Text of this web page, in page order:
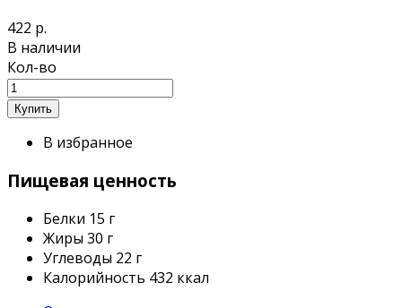
422 р.
В наличии
Кол-во
В избранное
Пищевая ценность
Белки 15 г
Жиры 30 г
Углеводы 22 г
Калорийность 432 ккал